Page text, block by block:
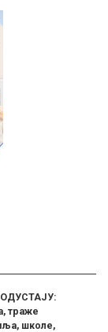
ОДУСТАЈУ:
траже
школе,